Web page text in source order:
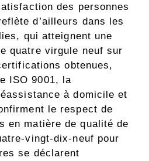
des personnes
d’ailleurs dans les
qui atteignent une
quatre virgule neuf sur
obtenues,
ISO 9001, la
à domicile et
le respect de
en matière de qualité de
vingt-dix-neuf pour
se déclarent